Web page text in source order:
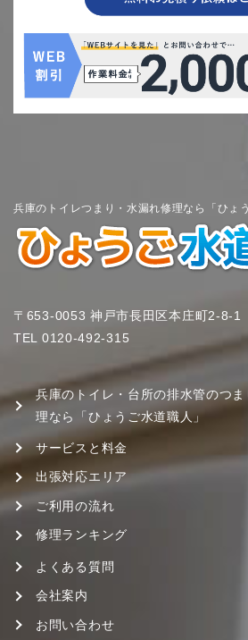
兵庫のトイレつまり・水漏れ修理なら「ひょ
〒653-0053 神戸市長田区本庄町2-8-1
TEL 0120-492-315
兵庫のトイレ・台所の排水管のつ
理なら「ひょうご水道職人」
サービスと料金
出張対応エリア
ご利用の流れ
修理ランキング
よくある質問
会社案内
お問い合わせ